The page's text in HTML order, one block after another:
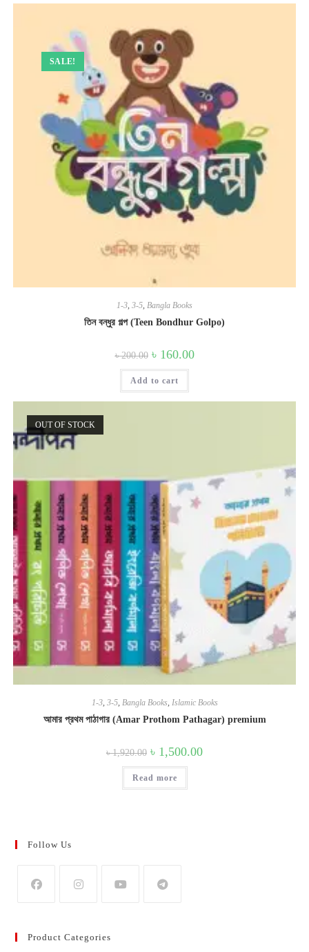
SALE!
1-3, 3-5, Bangla Books
তিন বন্ধুর গল্প (Teen Bondhur Golpo)
৳200.00 Original
price
was:
৳ 200.00.
৳ 160.00Current
Add to cart
OUT OF STOCK
1-3, 3-5, Bangla Books, Islamic Books
আমার প্রথম পাঠাগার (Amar Prothom Pathagar) premium
৳1,920.00 Original
price
was:
৳ 1,920.00.
৳ 1,500.00Current
Read more
Follow Us
Product Categories